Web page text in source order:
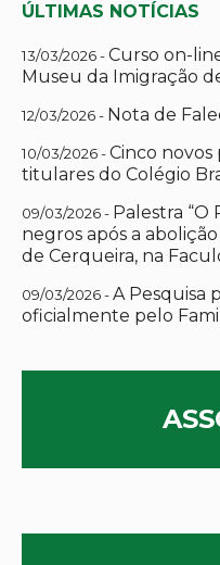
ÚLTIMAS NOTÍCIAS
13/03/2026 -Curso on-
Museu da Imigração
12/03/2026 - Nota de
10/03/2026 -Cinco novos
titulares do Colégio
09/03/2026 - Palestra “O
negros após a
de Cerqueira, na
09/03/2026 -A Pesquisa
oficialmente pelo